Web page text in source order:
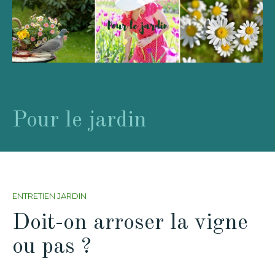
Pour le jardin
ENTRETIEN JARDIN
Doit-on arroser la vigne
ou pas ?